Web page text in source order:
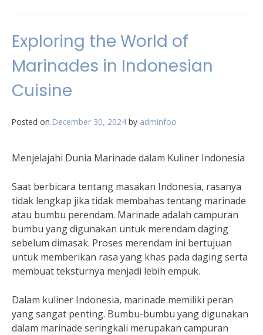
Exploring the World of
Marinades in Indonesian
Cuisine
Posted on December 30, 2024 by adminfoo
Menjelajahi Dunia Marinade dalam Kuliner Indonesia
Saat berbicara tentang masakan Indonesia, rasanya
tidak lengkap jika tidak membahas tentang marinade
atau bumbu perendam. Marinade adalah campuran
bumbu yang digunakan untuk merendam daging
sebelum dimasak. Proses merendam ini bertujuan
untuk memberikan rasa yang khas pada daging serta
membuat teksturnya menjadi lebih empuk.
Dalam kuliner Indonesia, marinade memiliki peran
yang sangat penting. Bumbu-bumbu yang digunakan
dalam marinade seringkali merupakan campuran